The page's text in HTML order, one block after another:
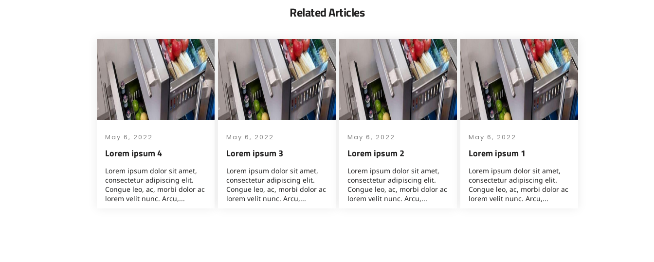
Related Articles
May 6, 2022
Lorem ipsum 4
Lorem ipsum dolor sit amet,
consectetur adipiscing elit.
Congue leo, ac, morbi dolor ac
lorem velit nunc. Arcu,...
May 6, 2022
Lorem ipsum 3
Lorem ipsum dolor sit amet,
consectetur adipiscing elit.
Congue leo, ac, morbi dolor ac
lorem velit nunc. Arcu,...
May 6, 2022
Lorem ipsum 2
Lorem ipsum dolor sit amet,
consectetur adipiscing elit.
Congue leo, ac, morbi dolor ac
lorem velit nunc. Arcu,...
May 6, 2022
Lorem ipsum 1
Lorem ipsum dolor sit amet,
consectetur adipiscing elit.
Congue leo, ac, morbi dolor ac
lorem velit nunc. Arcu,...